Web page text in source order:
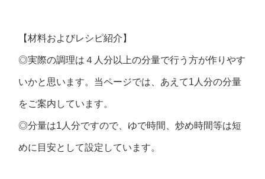
【材料およびレシピ紹介】
◎実際の調理は４人分以上の分量で行う方が作りやす
いかと思います。当ページでは、あえて1人分の分量
をご案内しています。
◎分量は1人分ですので、ゆで時間、炒め時間等は短
めに目安として設定しています。